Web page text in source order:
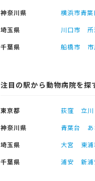
神奈川県
横浜市青葉
埼玉県
川口市
千葉県
船橋市
注目の駅から動物病院を探
東京都 荻窪 立川
神奈川県
青葉台
埼玉県
大宮 東
千葉県
浦安 新